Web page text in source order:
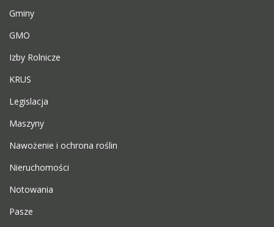
Gminy
GMO
Izby Rolnicze
KRUS
Legislacja
Maszyny
Nawożenie i ochrona roślin
Nieruchomości
Notowania
Pasze